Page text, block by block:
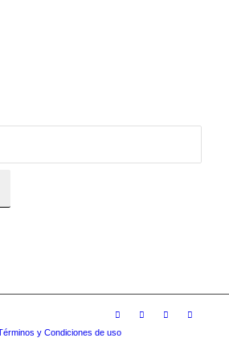
y Condiciones de uso